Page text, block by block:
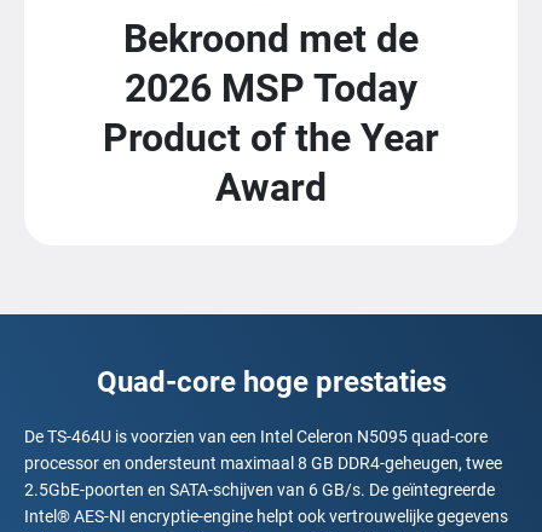
Bekroond met de
2026 MSP Today
Product of the Year
Award
Quad-core hoge prestaties
De TS-464U is voorzien van een Intel Celeron N5095 quad-core
processor en ondersteunt maximaal 8 GB DDR4-geheugen, twee
2.5GbE-poorten en SATA-schijven van 6 GB/s. De geïntegreerde
Intel® AES-NI encryptie-engine helpt ook vertrouwelijke gegevens